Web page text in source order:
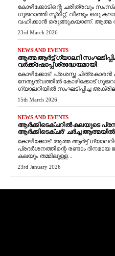
കോഴിക്കോടിന്റെ ചരിത്രവും
ഗുജറാത്തി സ്ട്രീറ്റ്, വീണ്ടും ഒരു
വഹിക്കാൻ ഒരുങ്ങുകയാണ്. ആത്മ
23rd March 2026
NEWS AND EVENTS
ആത്മ ആർട്ട് ഗ്യാലറി
വർക്ക്‌ഷോപ്പ് ശ്രദ്ധേയമായി
കോഴിക്കോട്: പ്രശസ്ത
നേതൃത്വത്തിൽ കോഴിക്കോട്
ഗ്യാലറിയിൽ സംഘടിപ്പിച്ച
15th March 2026
NEWS AND EVENTS
ആർക്കിടെക്ചറിൽ കലയുടെ
ആർക്കിടെക്ചർ’ ചർച്ച ആത്മയിൽ
​കോഴിക്കോട്: ആത്മ ആർട്ട്
പ്രദർശനത്തിന്റെ രണ്ടാം
കലയും തമ്മിലുള്ള...
23rd January 2026